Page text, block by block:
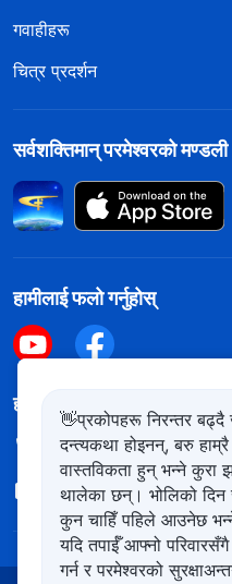
गवाहीहरू
चित्र प्रदर्शन
सर्वशक्तिमान्‌ परमेश्‍वरको
हामीलाई फलो गर्नुहोस्
हामीलाई सम्पर्क गर्नुहोस
+977-981-140-9021
👋प्रकोपहरू निरन्तर बढ्दै
दन्त्यकथा होइनन्, बरु
वास्तविकता हुन् भन्ने
थालेका छन्। भोलिको दिन
कुन चाहिँ पहिले आउनेछ
यदि तपाईँ आफ्नो
गर्न र परमेश्‍वरको